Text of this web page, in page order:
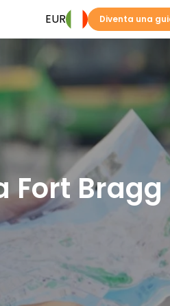
EUR Diventa una
Fort Bragg